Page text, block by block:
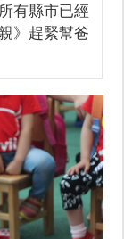
有縣市已經
》趕緊幫爸